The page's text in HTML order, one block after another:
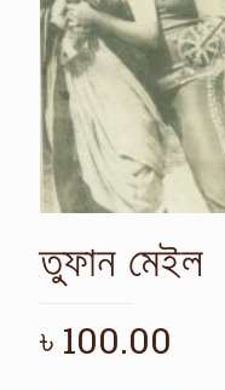
তুফান মেইল
৳ 100.00